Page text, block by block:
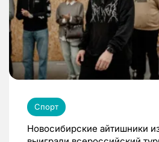
Спорт
Новосибирские айтишники